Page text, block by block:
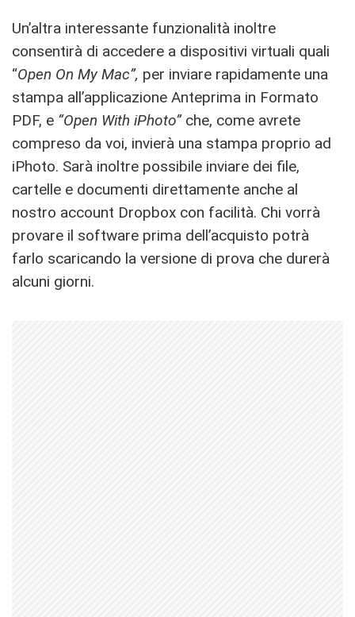
Un’altra interessante funzionalità inoltre
consentirà di accedere a dispositivi virtuali quali
“Open On My Mac”, per inviare rapidamente una
stampa all’applicazione Anteprima in Formato
PDF, e “Open With iPhoto”che, come avrete
compreso da voi, invierà una stampa proprio ad
iPhoto. Sarà inoltre possibile inviare dei file,
cartelle e documenti direttamente anche al
nostro account Dropbox con facilità. Chi vorrà
provare il software prima dell’acquisto potrà
farlo scaricando la versione di prova che durerà
alcuni giorni.